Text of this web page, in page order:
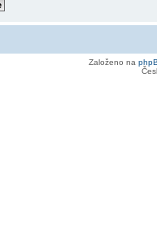
Založeno na